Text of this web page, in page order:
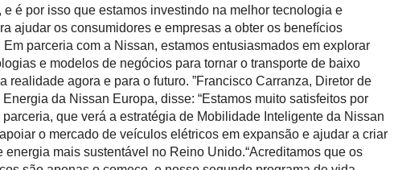
e é por isso que estamos investindo na melhor tecnologia e
ajudar os consumidores e empresas a obter os benefícios
Em parceria com a Nissan, estamos entusiasmados em explorar
e modelos de negócios para tornar o transporte de baixo
realidade agora e para o futuro. ”Francisco Carranza, Diretor de
da Nissan Europa, disse: “Estamos muito satisfeitos por
parceria, que verá a estratégia de Mobilidade Inteligente da Nissan
o mercado de veículos elétricos em expansão e ajudar a criar
energia mais sustentável no Reino Unido.“Acreditamos que os